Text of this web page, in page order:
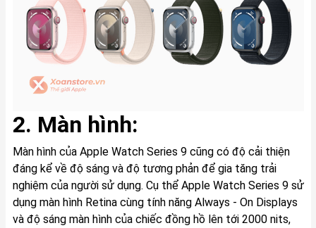
2. Màn hình:
Màn hình của Apple Watch Series 9 cũng có độ cải thiện
đáng kể về độ sáng và độ tương phản để gia tăng trải
nghiệm của người sử dụng. Cụ thể Apple Watch Series 9 sử
dụng màn hình Retina cùng tính năng Always - On Displays
và độ sáng màn hình của chiếc đồng hồ lên tới 2000 nits,